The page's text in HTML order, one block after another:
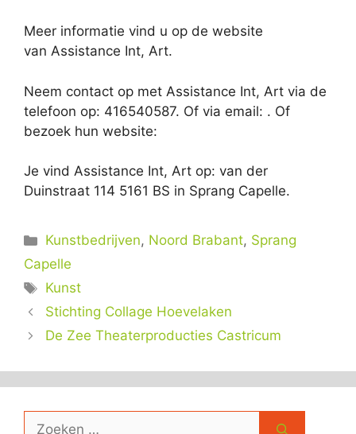
Meer informatie vind u op de website
van Assistance Int, Art.
Neem contact op met Assistance Int, Art via de
telefoon op: 416540587. Of via email: . Of
bezoek hun website:
Je vind Assistance Int, Art op: van der
Duinstraat 114 5161 BS in Sprang Capelle.
Categorieën
Kunstbedrijven, Noord Brabant, Sprang
Capelle
Tags
Kunst
Stichting Collage Hoevelaken
De Zee Theaterproducties Castricum
Zoek